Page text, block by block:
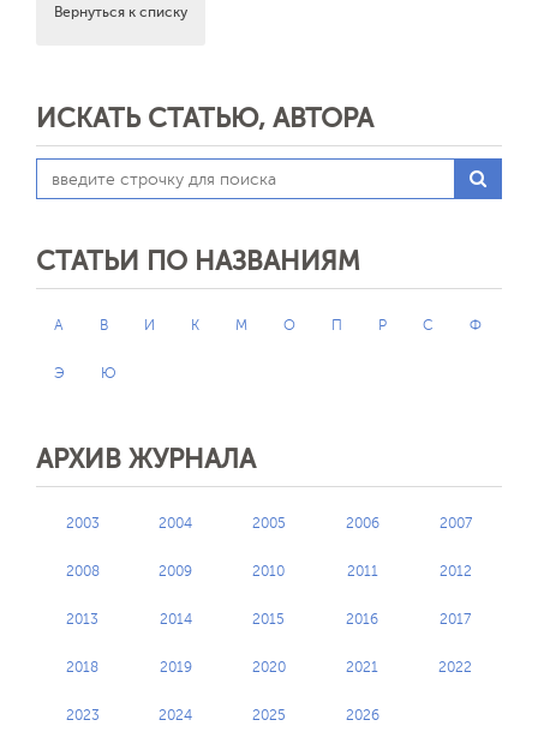
Вернуться к списку
ИСКАТЬ СТАТЬЮ, АВТОРА
СТАТЬИ ПО НАЗВАНИЯМ
А В И К М О П Р С Ф
Э Ю
АРХИВ ЖУРНАЛА
2003 2004 2005 2006 2007
2008 2009 2010 2011 2012
2013 2014 2015 2016 2017
2018 2019 2020 2021 2022
2023 2024 2025 2026